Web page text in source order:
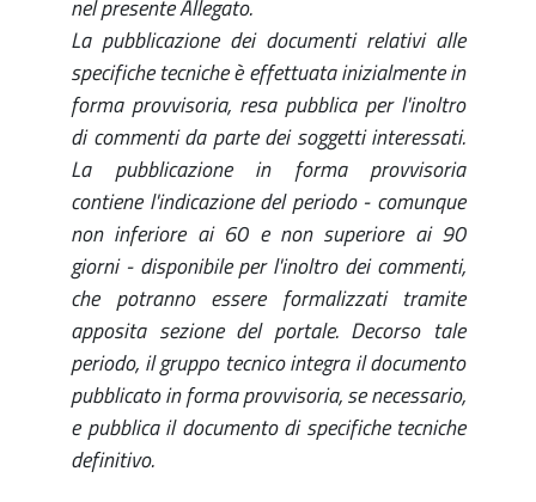
nel presente Allegato.
La pubblicazione dei documenti relativi alle
specifiche tecniche è effettuata inizialmente in
forma provvisoria, resa pubblica per l'inoltro
di commenti da parte dei soggetti interessati.
La pubblicazione in forma provvisoria
contiene l'indicazione del periodo - comunque
non inferiore ai 60 e non superiore ai 90
giorni - disponibile per l'inoltro dei commenti,
che potranno essere formalizzati tramite
apposita sezione del portale. Decorso tale
periodo, il gruppo tecnico integra il documento
pubblicato in forma provvisoria, se necessario,
e pubblica il documento di specifiche tecniche
definitivo.